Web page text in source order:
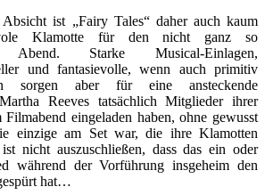
ist „Fairy Tales“ daher auch kaum
Klamotte für den nicht ganz so
Abend. Starke Musical-Einlagen,
und fantasievolle, wenn auch primitiv
sorgen aber für eine ansteckende
Reeves tatsächlich Mitglieder ihrer
eingeladen haben, ohne gewusst
einzige am Set war, die ihre Klamotten
nicht auszuschließen, dass das ein oder
während der Vorführung insgeheim den
hat…